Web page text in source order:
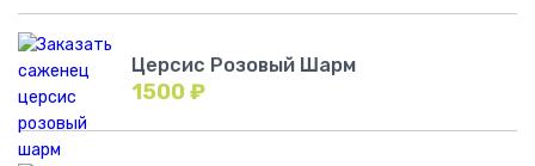
Церсис Розовый Шарм
1500₽